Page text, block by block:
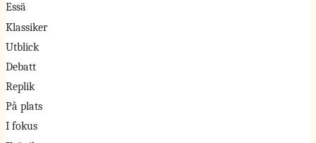
Essä
Klassiker
Utblick
Debatt
Replik
På plats
I fokus